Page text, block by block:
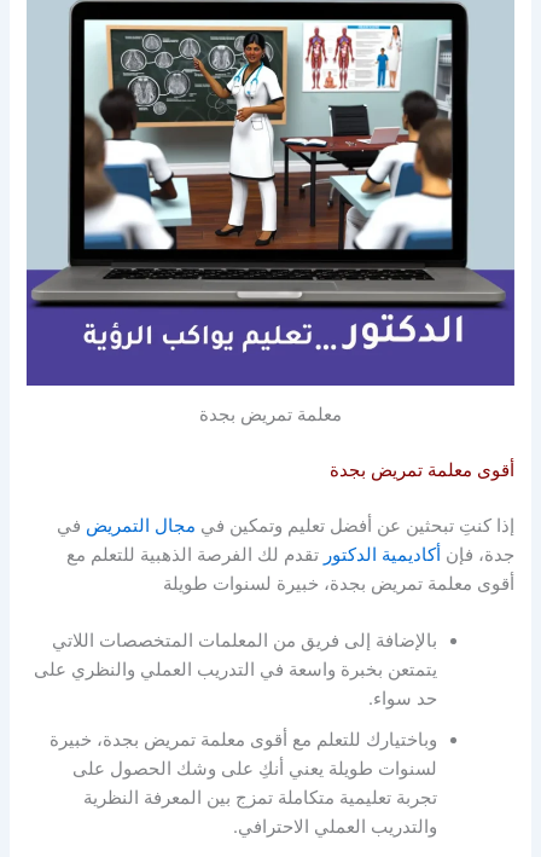
معلمة تمريض بجدة
أقوى معلمة تمريض بجدة
إذا كنتِ تبحثين عن أفضل تعليم وتمكين في مجال التمريض في
جدة، فإن أكاديمية الدكتور تقدم لك الفرصة الذهبية للتعلم مع
أقوى معلمة تمريض بجدة، خبيرة لسنوات طويلة
بالإضافة إلى فريق من المعلمات المتخصصات اللاتي
يتمتعن بخبرة واسعة في التدريب العملي والنظري على
حد سواء.
وباختيارك للتعلم مع أقوى معلمة تمريض بجدة، خبيرة
لسنوات طويلة يعني أنكِ على وشك الحصول على
تجربة تعليمية متكاملة تمزج بين المعرفة النظرية
والتدريب العملي الاحترافي.